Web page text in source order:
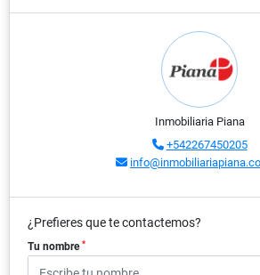
Inmobiliaria Piana
+542267450205
¿Prefieres que te contactemos?
Tu nombre *